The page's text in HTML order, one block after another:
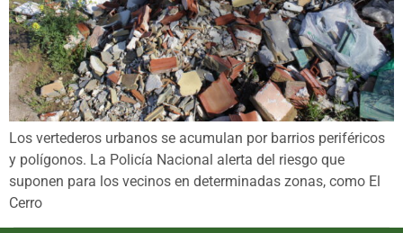
Los vertederos urbanos se acumulan por barrios periféricos
y polígonos. La Policía Nacional alerta del riesgo que
suponen para los vecinos en determinadas zonas, como El
Cerro